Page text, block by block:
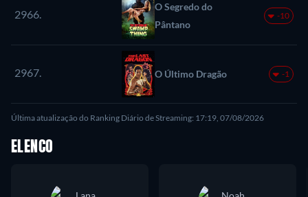
2966.
O Segredo do
Pântano
-10
2967. O Último Dragão -1
Última atualização do Ranking Diário de Streaming: 17:19, 07/08/2026
ELENCO